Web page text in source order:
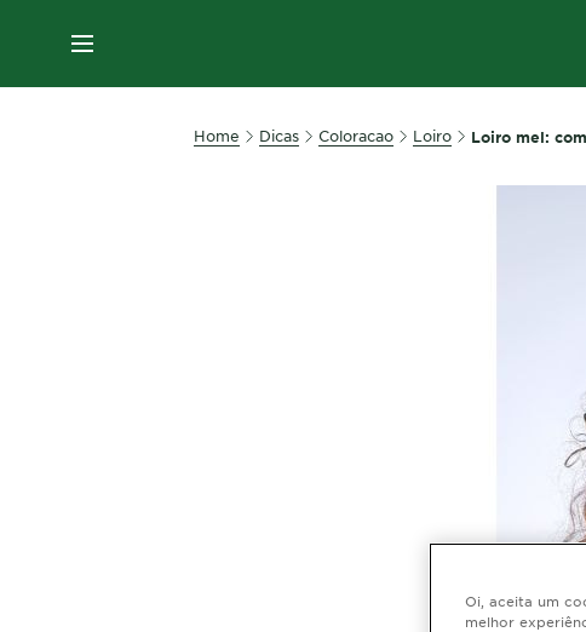
MENU
Home Dicas Coloracao Loiro Loiro mel:
Oi, aceita um
melhor